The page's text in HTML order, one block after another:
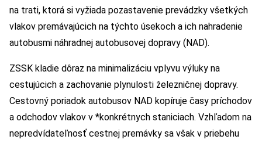
na trati, ktorá si vyžiada pozastavenie prevádzky všetkých
vlakov premávajúcich na týchto úsekoch a ich nahradenie
autobusmi náhradnej autobusovej dopravy (NAD).
ZSSK kladie dôraz na minimalizáciu vplyvu výluky na
cestujúcich a zachovanie plynulosti železničnej dopravy.
Cestovný poriadok autobusov NAD kopíruje časy príchodov
a odchodov vlakov v *konkrétnych staniciach. Vzhľadom na
nepredvídateľnosť cestnej premávky sa však v priebehu